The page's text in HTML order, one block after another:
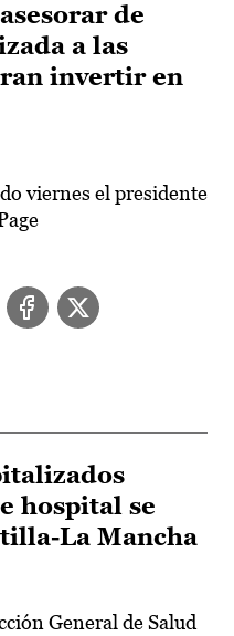
de
a las
invertir en
viernes el presidente
hospital se
La Mancha
General de Salud